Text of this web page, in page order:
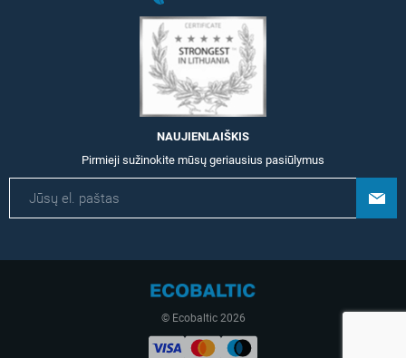
NAUJIENLAIŠKIS
Pirmieji sužinokite mūsų geriausius pasiūlymus
© Ecobaltic 2026